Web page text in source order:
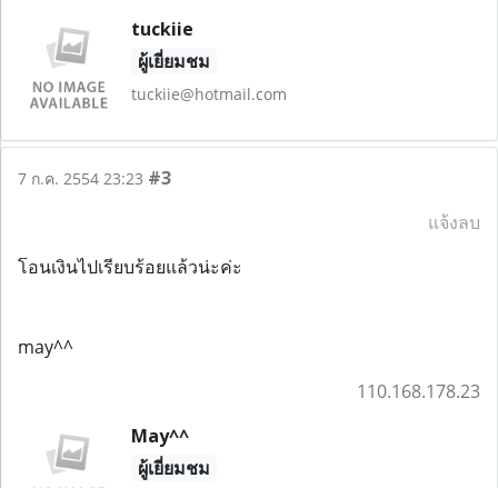
tuckiie
ผู้เยี่ยมชม
tuckiie@hotmail.com
7 ก.ค. 2554 23:23 #3
แจ้งลบ
โอนเงินไปเรียบร้อยแล้วน่ะค่ะ
may^^
110.168.178.23
May^^
ผู้เยี่ยมชม